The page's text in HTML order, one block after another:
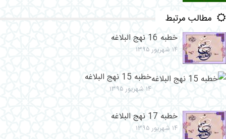
مطالب مرتبط
خطبه 16 نهج البلاغه
۱۴ شهریور ۱۳۹۵
خطبه 15 نهج البلاغه
۱۴ شهریور ۱۳۹۵
خطبه 17 نهج البلاغه
۱۴ شهریور ۱۳۹۵